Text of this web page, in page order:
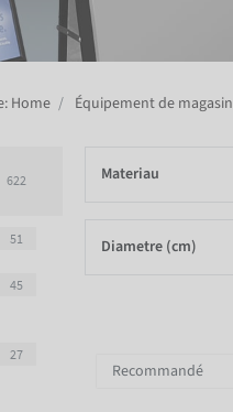
Home Équipement de magasin
622
51
45
27
Materiau
Diametre (cm)